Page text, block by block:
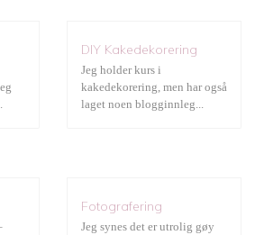
DIY Kakedekorering
Jeg holder kurs i
kakedekorering, men har også
laget noen blogginnleg...
Fotografering
Jeg synes det er utrolig gøy